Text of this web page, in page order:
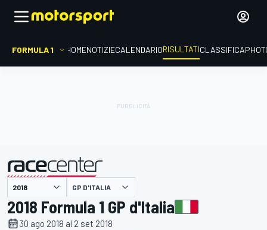
FORMULA 1 HOMENOTIZIECALENDARIORISULTATICLASSIFICA
presentato da GP D'ITALIA
2018 Formula 1 GP d'Italia
30 ago 2018 al 2 set 2018